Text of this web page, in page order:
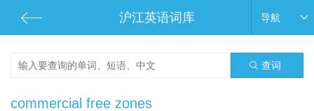
沪江英语词库 导航
查词
commercial free zones